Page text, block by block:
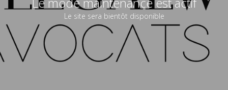
Le site sera bientôt disponible